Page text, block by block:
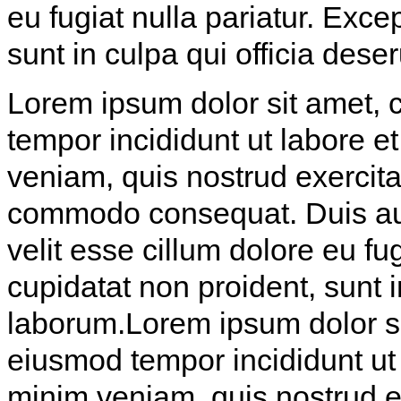
eu fugiat nulla pariatur.
sunt in culpa qui officia
Lorem ipsum dolor sit amet,
tempor incididunt ut labore
veniam, quis nostrud
commodo consequat. Duis
velit esse cillum dolore eu
cupidatat non proident, sunt
laborum.Lorem ipsum dolor
eiusmod tempor incididunt